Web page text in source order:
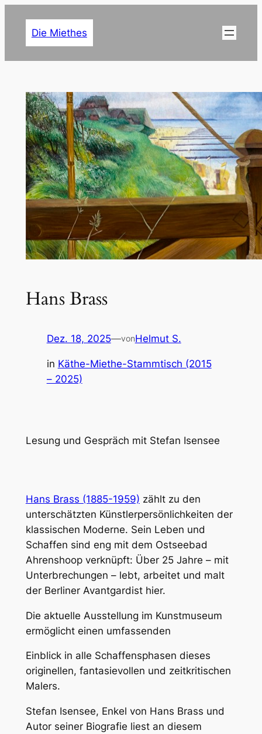
Die Miethes
Hans Brass
Dez. 18, 2025—vonHelmut S.
in Käthe-Miethe-Stammtisch (2015
– 2025)
Lesung und Gespräch mit Stefan Isensee
Hans Brass (1885-1959) zählt zu den
unterschätzten Künstlerpersönlichkeiten der
klassischen Moderne. Sein Leben und
Schaffen sind eng mit dem Ostseebad
Ahrenshoop verknüpft: Über 25 Jahre – mit
Unterbrechungen – lebt, arbeitet und malt
der Berliner Avantgardist hier.
Die aktuelle Ausstellung im Kunstmuseum
ermöglicht einen umfassenden
Einblick in alle Schaffensphasen dieses
originellen, fantasievollen und zeitkritischen
Malers.
Stefan Isensee, Enkel von Hans Brass und
Autor seiner Biografie liest an diesem